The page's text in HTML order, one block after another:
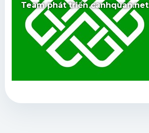
Team phát triển canhquan.net